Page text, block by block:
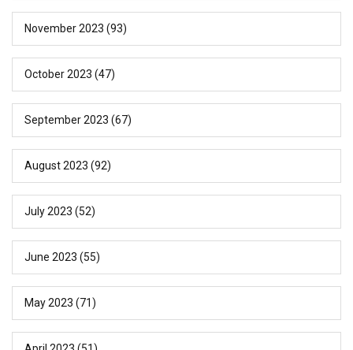
November 2023 (93)
October 2023 (47)
September 2023 (67)
August 2023 (92)
July 2023 (52)
June 2023 (55)
May 2023 (71)